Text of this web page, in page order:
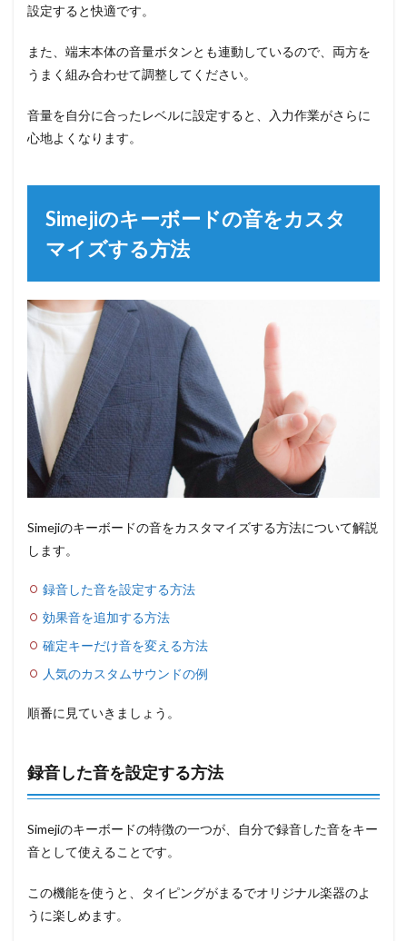
設定すると快適です。
また、端末本体の音量ボタンとも連動しているので、両方を
うまく組み合わせて調整してください。
音量を自分に合ったレベルに設定すると、入力作業がさらに
心地よくなります。
Simejiのキーボードの音をカスタ
マイズする方法
Simejiのキーボードの音をカスタマイズする方法について解説
します。
録音した音を設定する方法
効果音を追加する方法
確定キーだけ音を変える方法
人気のカスタムサウンドの例
順番に見ていきましょう。
録音した音を設定する方法
Simejiのキーボードの特徴の一つが、自分で録音した音をキー
音として使えることです。
この機能を使うと、タイピングがまるでオリジナル楽器のよ
うに楽しめます。